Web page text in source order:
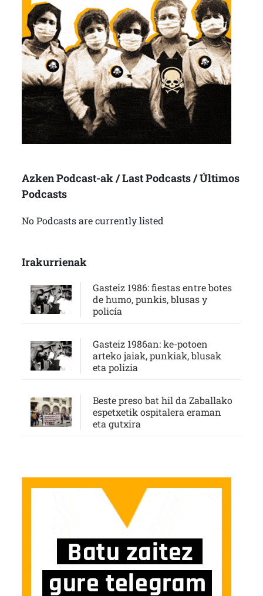
Azken Podcast-ak / Last Podcasts / Últimos
Podcasts
No Podcasts are currently listed
Irakurrienak
Gasteiz 1986: fiestas entre botes
de humo, punkis, blusas y
policía
Gasteiz 1986an: ke-potoen
arteko jaiak, punkiak, blusak
eta polizia
Beste preso bat hil da Zaballako
espetxetik ospitalera eraman
eta gutxira